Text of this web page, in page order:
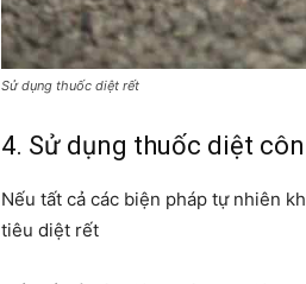
Sử dụng thuốc diệt rết
4. Sử dụng thuốc diệt
Nếu tất cả các biện pháp tự nhiên
tiêu diệt rết